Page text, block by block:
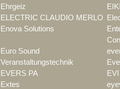
Ehrgeiz
EIKI
ELECTRIC CLAUDIO MERLO
Enova Solutions
Euro Sound
Veranstaltungstechnik
EVERS PA
Extes